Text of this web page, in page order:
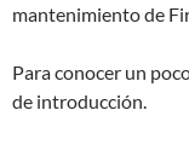
mantenimiento de
Para conocer un
de introducción.